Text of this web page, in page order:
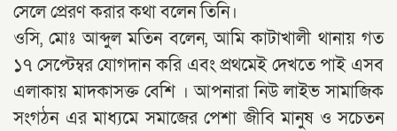
সেলে প্রেরণ করার কথা বলেন তিনি।
ওসি, মোঃ আব্দুল মতিন বলেন, আমি কাটাখালী থানায় গত
১৭ সেপ্টেম্বর যোগদান করি এবং প্রথমেই দেখতে পাই এসব
এলাকায় মাদকাসক্ত বেশি । আপনারা নিউ লাইভ সামাজিক
সংগঠন এর মাধ্যমে সমাজের পেশা জীবি মানুষ ও সচেতন